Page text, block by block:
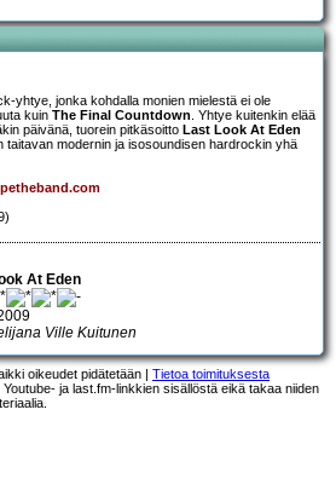
yhtye, jonka kohdalla monien mielestä ei ole
kuin The Final Countdown . Yhtye kuitenkin elää
päivänä, tuorein pitkäsoitto Last Look At Eden
taitavan modernin ja isosoundisen hardrockin yhä
At Eden
Ville Kuitunen
oikeudet pidätetään | Tietoa toimituksesta
ja last.fm-linkkien sisällöstä eikä takaa niiden